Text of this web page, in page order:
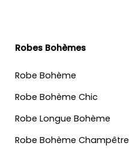
Robes Bohèmes
Robe Bohème
Robe Bohème Chic
Robe Longue Bohème
Robe Bohème Champêtre